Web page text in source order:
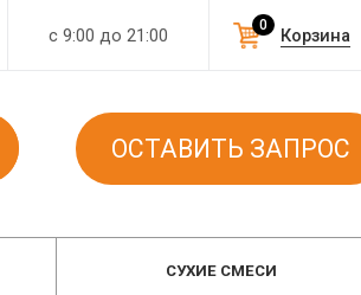
с 9:00 до 21:00 Корзина
0
ОСТАВИТЬ ЗАПРОС
СУХИЕ СМЕСИ